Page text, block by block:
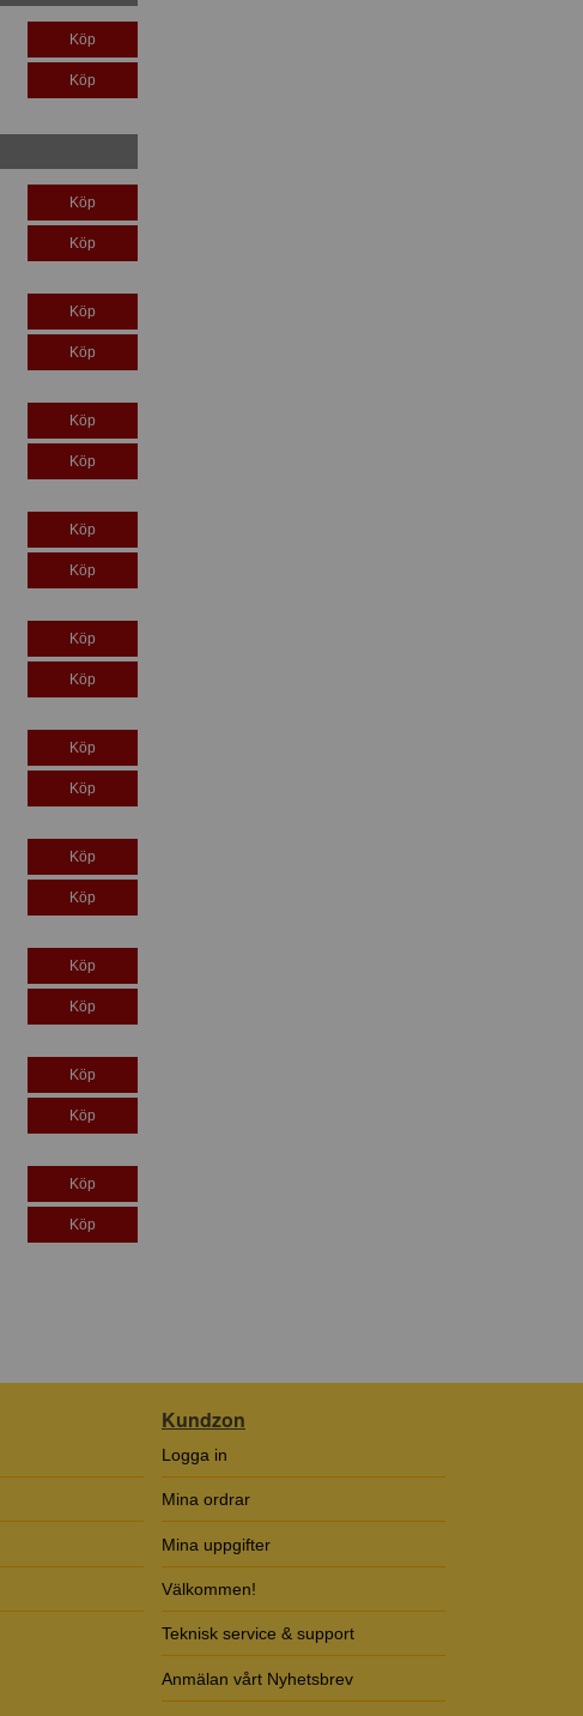
Köp
Köp
Köp
Köp
Köp
Köp
Köp
Köp
Köp
Köp
Köp
Köp
Köp
Köp
Köp
Köp
Köp
Köp
Köp
Köp
Köp
Köp
Kundzon
Logga in
Mina ordrar
Mina uppgifter
Välkommen!
Teknisk service & support
Anmälan vårt Nyhetsbrev